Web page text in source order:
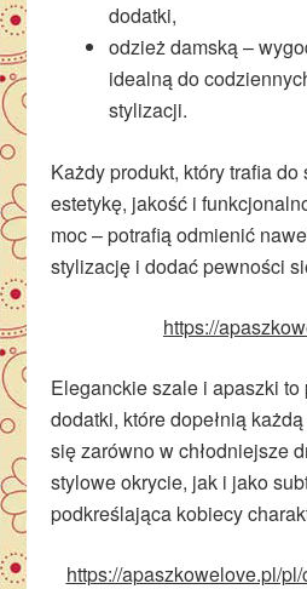
dodatki,
odzież damską –
idealną do
stylizacji.
Każdy produkt, który trafia do
estetykę, jakość i
moc – potrafią odmienić
stylizację i dodać pewności
https://
Eleganckie szale i apaszki
dodatki, które dopełnią
się zarówno w chłodniejsze
stylowe okrycie, jak i jako
podkreślająca kobiecy
https://apaszkowelove.pl/